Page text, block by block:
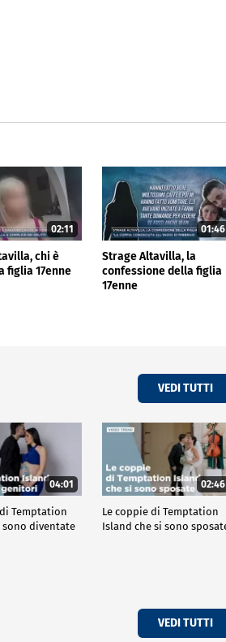
02:11
chi è
figlia 17enne
01:46
Strage Altavilla, la
confessione della figlia
17enne
VEDI TUTTI
04:01
Temptation
sono diventate
02:46
Le coppie di Temptation
Island che si sono
VEDI TUTTI